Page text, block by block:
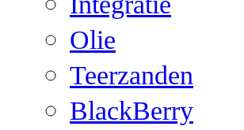
Olie
Teerzanden
BlackBerry